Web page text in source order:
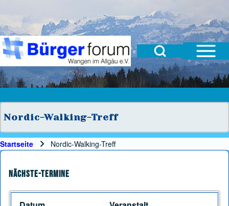
Suche Schließen
Suchformular
Suche
Open Sidebar
Open Search Block
Nordic-Walking-Treff
Pfadnavigation
Startseite Nordic-Walking-Treff
Nächste-Termine